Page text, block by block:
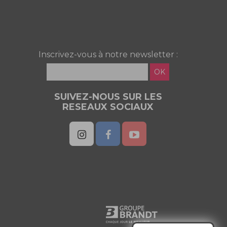
Inscrivez-vous à notre newsletter :
OK
SUIVEZ-NOUS SUR LES
RESEAUX SOCIAUX